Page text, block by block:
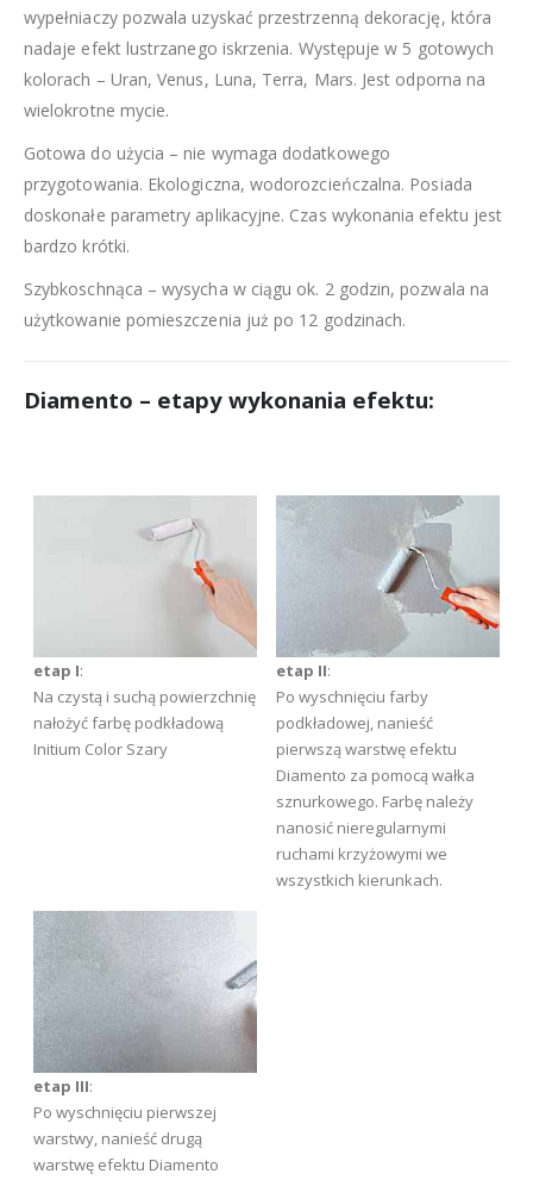
wypełniaczy pozwala uzyskać przestrzenną dekorację, która
nadaje efekt lustrzanego iskrzenia. Występuje w 5 gotowych
kolorach – Uran, Venus, Luna, Terra, Mars. Jest odporna na
wielokrotne mycie.
Gotowa do użycia – nie wymaga dodatkowego
przygotowania. Ekologiczna, wodorozcieńczalna. Posiada
doskonałe parametry aplikacyjne. Czas wykonania efektu jest
bardzo krótki.
Szybkoschnąca – wysycha w ciągu ok. 2 godzin, pozwala na
użytkowanie pomieszczenia już po 12 godzinach.
Diamento – etapy wykonania efektu:
etap I:
Na czystą i suchą powierzchnię
nałożyć farbę podkładową
Initium Color Szary
etap II:
Po wyschnięciu farby
podkładowej, nanieść
pierwszą warstwę efektu
Diamento za pomocą wałka
sznurkowego. Farbę należy
nanosić nieregularnymi
ruchami krzyżowymi we
wszystkich kierunkach.
etap III:
Po wyschnięciu pierwszej
warstwy, nanieść drugą
warstwę efektu Diamento